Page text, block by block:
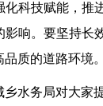
科技赋能，
响。要坚持长
质的道路环境。
水务局对大家